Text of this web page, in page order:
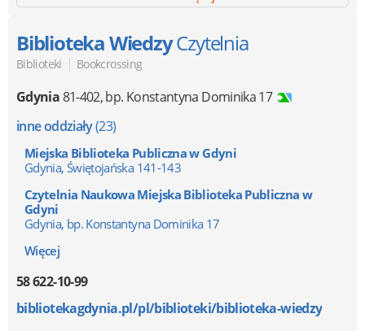
Biblioteka WiedzyCzytelnia
Biblioteki | Bookcrossing
Gdynia81-402,bp. Konstantyna Dominika 17
inne oddziały(23)
Miejska Biblioteka Publiczna w Gdyni
Gdynia, Świętojańska 141-143
Czytelnia Naukowa Miejska Biblioteka Publiczna w
Gdyni
Gdynia, bp. Konstantyna Dominika 17
Więcej
58 622-10-99
bibliotekagdynia.pl/pl/biblioteki/biblioteka-wiedzy